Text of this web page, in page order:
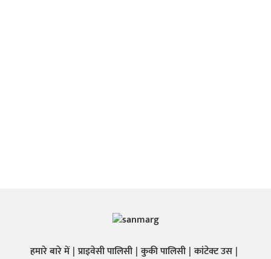
हमारे बारे में प्राइवेसी पालिसी कुकी पालिसी कांटेक्ट उस